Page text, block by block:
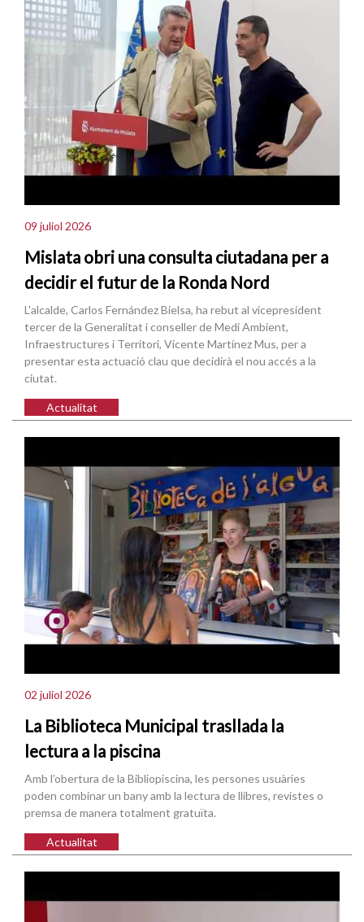
09 juliol 2026
Mislata obri una consulta ciutadana per a
decidir el futur de la Ronda Nord
L'alcalde, Carlos Fernández Bielsa, ha rebut al vicepresident
tercer de la Generalitat i conseller de Medi Ambient,
Infraestructures i Territori, Vicente Martínez Mus, per a
presentar esta actuació clau que decidirà el nou accés a la
ciutat.
Actualitat
02 juliol 2026
La Biblioteca Municipal trasllada la
lectura a la piscina
Amb l’obertura de la Bibliopiscina, les persones usuàries
poden combinar un bany amb la lectura de llibres, revistes o
premsa de manera totalment gratuïta.
Actualitat